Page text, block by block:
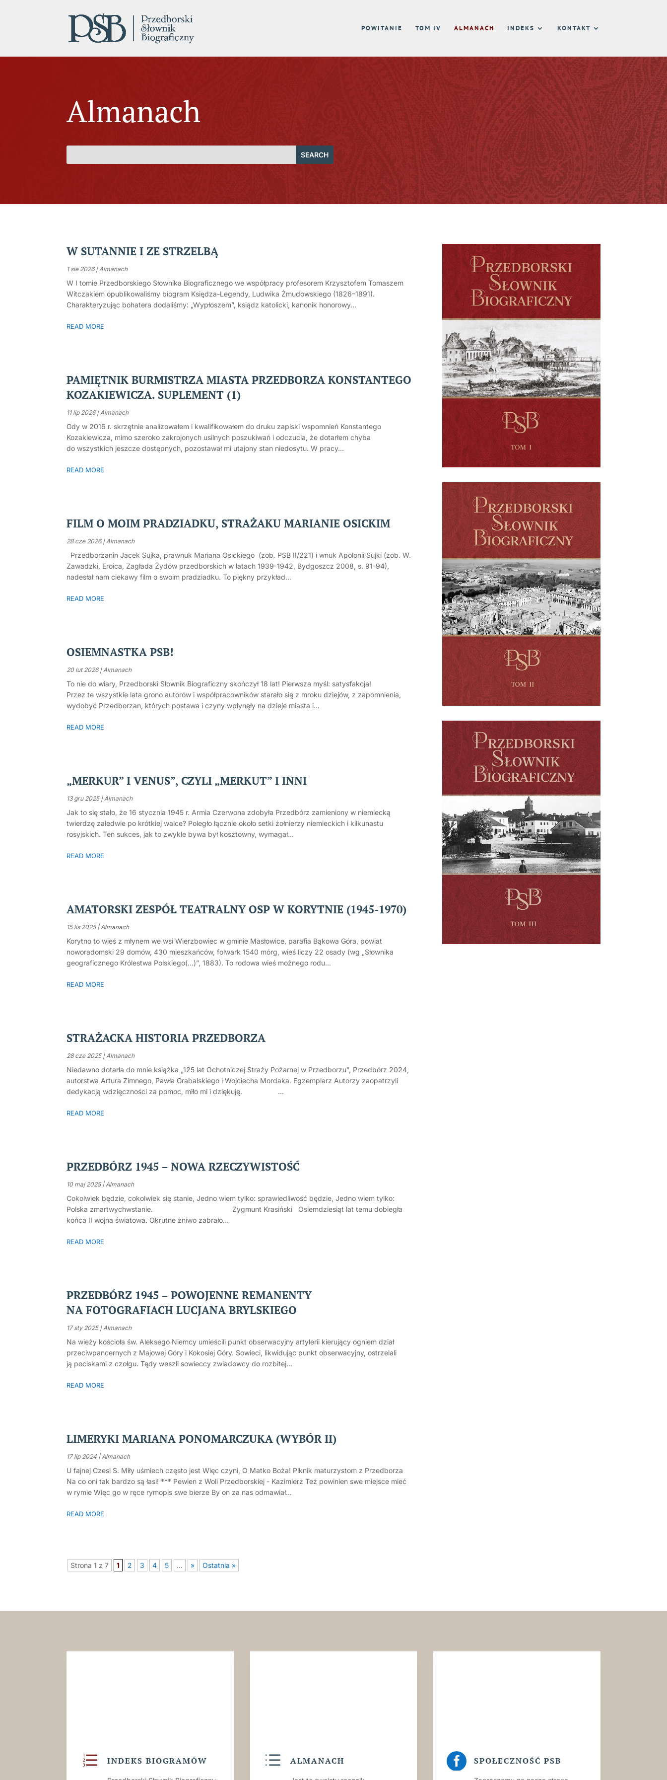
POWITANIE TOM IV ALMANACH INDEKS KONTAKT
Almanach
W SUTANNIE I ZE STRZELBĄ
1 sie 2026|Almanach
W I tomie Przedborskiego Słownika Biograficznego we współpracy profesorem Krzysztofem Tomaszem
Witczakiem opublikowaliśmy biogram Księdza-Legendy, Ludwika Żmudowskiego (1826–1891).
Charakteryzując bohatera dodaliśmy: „Wypłoszem”, ksiądz katolicki, kanonik honorowy...
READ MORE
PAMIĘTNIK BURMISTRZA MIASTA PRZEDBORZA KONSTANTEGO
KOZAKIEWICZA. SUPLEMENT (1)
11 lip 2026|Almanach
Gdy w 2016 r. skrzętnie analizowałem i kwalifikowałem do druku zapiski wspomnień Konstantego
Kozakiewicza, mimo szeroko zakrojonych usilnych poszukiwań i odczucia, że dotarłem chyba
do wszystkich jeszcze dostępnych, pozostawał mi utajony stan niedosytu. W pracy...
READ MORE
FILM O MOIM PRADZIADKU, STRAŻAKU MARIANIE OSICKIM
28 cze 2026|Almanach
Przedborzanin Jacek Sujka, prawnuk Mariana Osickiego (zob. PSB II/221) i wnuk Apolonii Sujki (zob. W.
Zawadzki, Eroica, Zagłada Żydów przedborskich w latach 1939-1942, Bydgoszcz 2008, s. 91-94),
nadesłał nam ciekawy film o swoim pradziadku. To piękny przykład...
READ MORE
OSIEMNASTKA PSB!
20 lut 2026|Almanach
To nie do wiary, Przedborski Słownik Biograficzny skończył 18 lat! Pierwsza myśl: satysfakcja!
Przez te wszystkie lata grono autorów i współpracowników starało się z mroku dziejów, z zapomnienia,
wydobyć Przedborzan, których postawa i czyny wpłynęły na dzieje miasta i...
READ MORE
„MERKUR” I VENUS”, CZYLI „MERKUT” I INNI
13 gru 2025|Almanach
Jak to się stało, że 16 stycznia 1945 r. Armia Czerwona zdobyła Przedbórz zamieniony w niemiecką
twierdzę zaledwie po krótkiej walce? Poległo łącznie około setki żołnierzy niemieckich i kilkunastu
rosyjskich. Ten sukces, jak to zwykle bywa był kosztowny, wymagał...
READ MORE
AMATORSKI ZESPÓŁ TEATRALNY OSP W KORYTNIE (1945-1970)
15 lis 2025|Almanach
Korytno to wieś z młynem we wsi Wierzbowiec w gminie Masłowice, parafia Bąkowa Góra, powiat
noworadomski 29 domów, 430 mieszkańców, folwark 1540 mórg, wieś liczy 22 osady (wg „Słownika
geograficznego Królestwa Polskiego(…)”, 1883). To rodowa wieś możnego rodu...
READ MORE
STRAŻACKA HISTORIA PRZEDBORZA
28 cze 2025|Almanach
Niedawno dotarła do mnie książka „125 lat Ochotniczej Straży Pożarnej w Przedborzu”, Przedbórz 2024,
autorstwa Artura Zimnego, Pawła Grabalskiego i Wojciecha Mordaka. Egzemplarz Autorzy zaopatrzyli
dedykacją wdzięczności za pomoc, miło mi i dziękuję. ...
READ MORE
PRZEDBÓRZ 1945 – NOWA RZECZYWISTOŚĆ
10 maj 2025|Almanach
Cokolwiek będzie, cokolwiek się stanie, Jedno wiem tylko: sprawiedliwość będzie, Jedno wiem tylko:
Polska zmartwychwstanie. Zygmunt Krasiński Osiemdziesiąt lat temu dobiegła
końca II wojna światowa. Okrutne żniwo zabrało...
READ MORE
PRZEDBÓRZ 1945 – POWOJENNE REMANENTY
NA FOTOGRAFIACH LUCJANA BRYLSKIEGO
17 sty 2025|Almanach
Na wieży kościoła św. Aleksego Niemcy umieścili punkt obserwacyjny artylerii kierujący ogniem dział
przeciwpancernych z Majowej Góry i Kokosiej Góry. Sowieci, likwidując punkt obserwacyjny, ostrzelali
ją pociskami z czołgu. Tędy weszli sowieccy zwiadowcy do rozbitej...
READ MORE
LIMERYKI MARIANA PONOMARCZUKA (WYBÓR II)
17 lip 2024 |Almanach
U fajnej Czesi S. Miły uśmiech często jest Więc czyni, O Matko Boża! Piknik maturzystom z Przedborza
Na co oni tak bardzo są łasi! *** Pewien z Woli Przedborskiej - Kazimierz Też powinien swe miejsce mieć
w rymie Więc go w ręce rymopis swe bierze By on za nas odmawiał...
READ MORE
Strona 1 z 7 1 2 3 4 5 ... » Ostatnia »
e INDEKS BIOGRAMÓW d ALMANACH  SPOŁECZNOŚĆ PSB